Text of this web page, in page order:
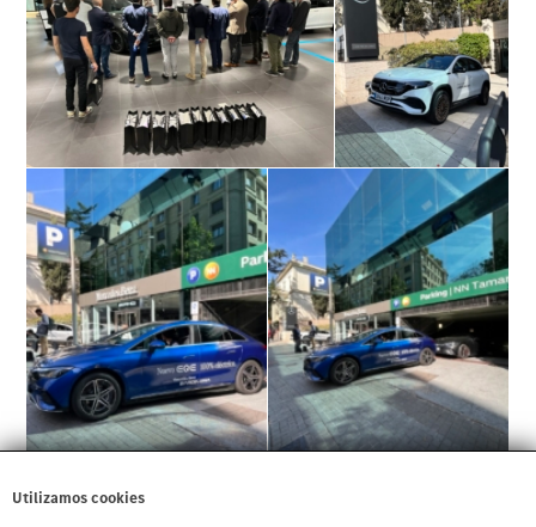
Utilizamos cookies